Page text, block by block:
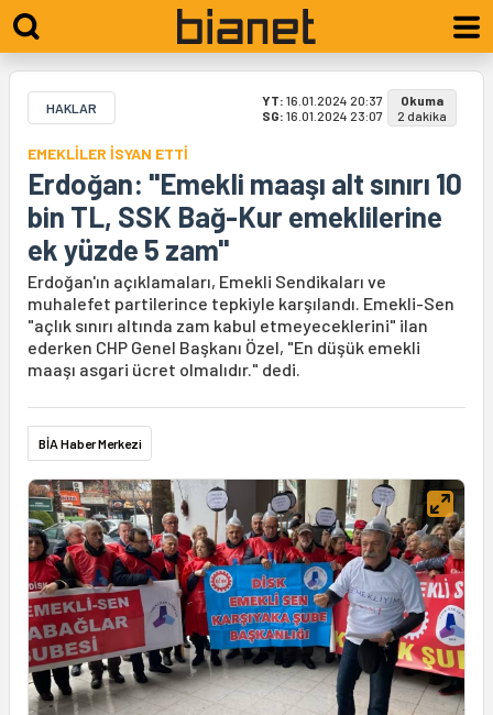
HAKLAR YT: 16.01.2024 20:37
SG: 16.01.2024 23:07
Okuma
2 dakika
EMEKLİLER İSYAN ETTİ
Erdoğan: "Emekli maaşı alt sınırı 10
bin TL, SSK Bağ-Kur emeklilerine
ek yüzde 5 zam"
Erdoğan'ın açıklamaları, Emekli Sendikaları ve
muhalefet partilerince tepkiyle karşılandı. Emekli-Sen
"açlık sınırı altında zam kabul etmeyeceklerini" ilan
ederken CHP Genel Başkanı Özel, "En düşük emekli
maaşı asgari ücret olmalıdır." dedi.
BİA Haber Merkezi